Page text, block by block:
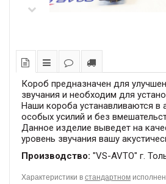
Короб предназначен для
звучания и необходим для
Наши короба устанавливаются в
особых усилий и без
Данное изделие выведет на
уровень звучания вашу
Производство: "VS-AVTO" г.
Характеристики встандартном